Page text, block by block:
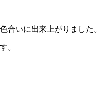
合いに出来上がりました。
。